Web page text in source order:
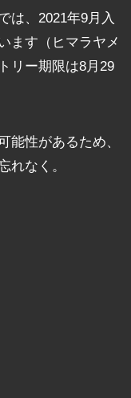
は、2021年9月入
ます（ヒマラヤメ
リー期限は8月29
能性があるため、
れなく。